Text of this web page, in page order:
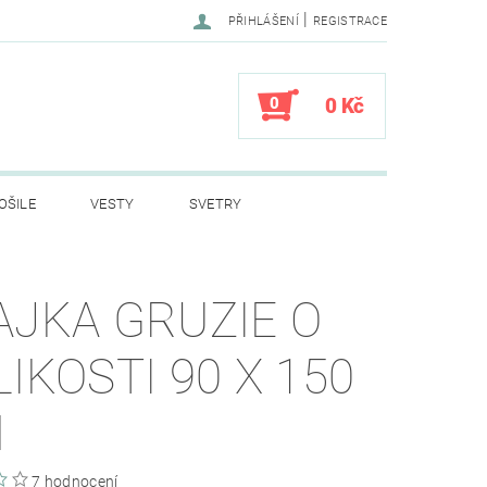
PŘIHLÁŠENÍ | REGISTRACE
0 0 Kč
VESTY SVETRY
PRO SPANÍ STANY
HELMY PSÍ ZNÁMKY DOG TAG
GRUZIE O
90 X 150
7 hodnocení